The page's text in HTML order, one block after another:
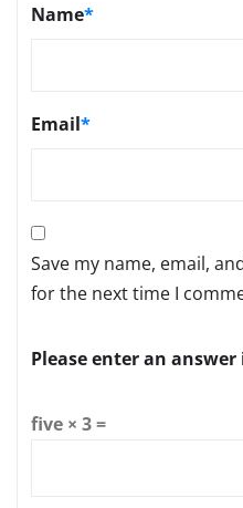
Name*
Email*
Save my name, email,
for the next time I
Please enter an
five × 3 =